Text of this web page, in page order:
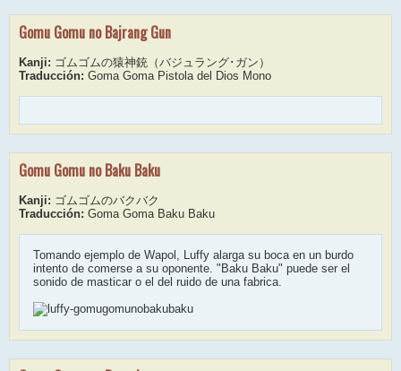
Gomu Gomu no Bajrang Gun
Kanji: ゴムゴムの猿神銃（バジュラング･ガン）
Traducción: Goma Goma Pistola del Dios Mono
Gomu Gomu no Baku Baku
Kanji: ゴムゴムのバクバク
Traducción: Goma Goma Baku Baku
Tomando ejemplo de Wapol, Luffy alarga su boca en un burdo
intento de comerse a su oponente. "Baku Baku" puede ser el
sonido de masticar o el del ruido de una fabrica.